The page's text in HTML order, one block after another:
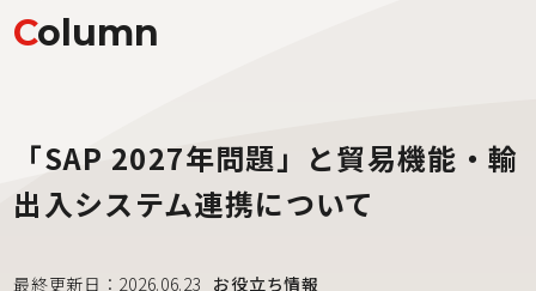
Column
「SAP 2027年問題」と貿易機能・輸
出入システム連携について
最終更新日：2026.06.23 お役立ち情報